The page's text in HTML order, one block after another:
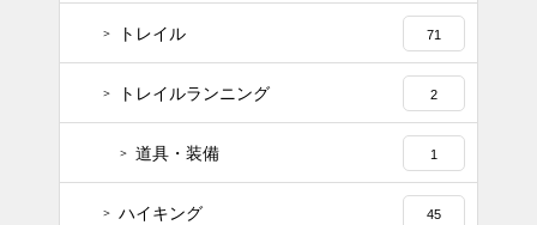
トレイル 71
トレイルランニング 2
道具・装備 1
ハイキング 45